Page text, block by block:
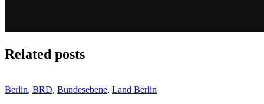
Related posts
Berlin, BRD, Bundesebene, Land Berlin